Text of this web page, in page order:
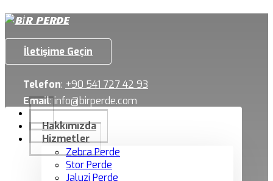
İletişime Geçin
Telefon: +90 541 727 42 93
Email:info@birperde.com
Hakkımızda
Hizmetler
Zebra Perde
Stor Perde
Jaluzi Perde